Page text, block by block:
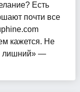
Есть
почти все
кажется. Не
лишний» —